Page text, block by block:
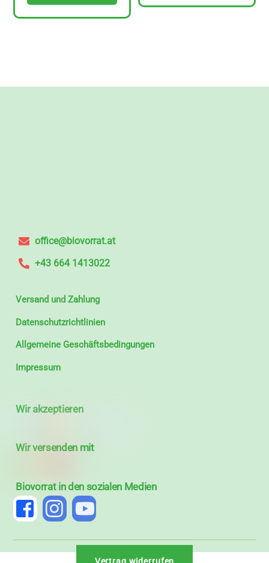
office@biovorrat.at
+43 664 1413022
Versand und Zahlung
Datenschutzrichtlinien
Allgemeine Geschäftsbedingungen
Impressum
Wir akzeptieren
Wir versenden mit
Biovorrat in den sozialen Medien